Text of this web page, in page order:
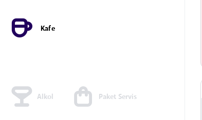
Kafe
Alkol Paket Servis